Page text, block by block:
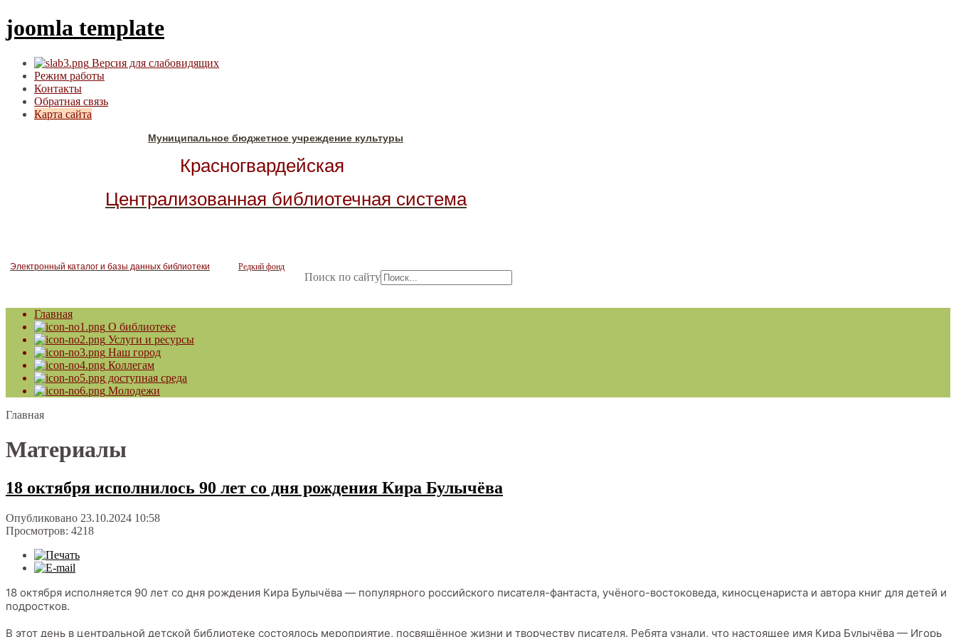
joomla template
Версия для слабовидящих
Режим работы
Контакты
Обратная связь
Карта сайта
Муниципальное бюджетное учреждение культуры
Красногвардейская
Централизованная библиотечная система
Электронный каталог и базы данных библиотеки Редкий фонд
Поиск по сайту
Главная
О библиотеке
Услуги и ресурсы
Наш город
Коллегам
доступная среда
Молодежи
Главная
Материалы
18 октября исполнилось 90 лет со дня рождения Кира Булычёва
Опубликовано 23.10.2024 10:58
Просмотров: 4218
18 октября исполняется 90 лет со дня рождения Кира Булычёва — популярного российского писателя-фантаста, учёного-востоковеда, киносценариста и автора книг для детей и
подростков.
В этот день в центральной детской библиотеке состоялось мероприятие, посвящённое жизни и творчеству писателя. Ребята узнали, что настоящее имя Кира Булычёва — Игорь